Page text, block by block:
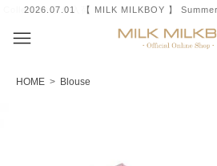
2026.07.01 【 MILK MILKBOY 】 Summer
HOME > Blouse